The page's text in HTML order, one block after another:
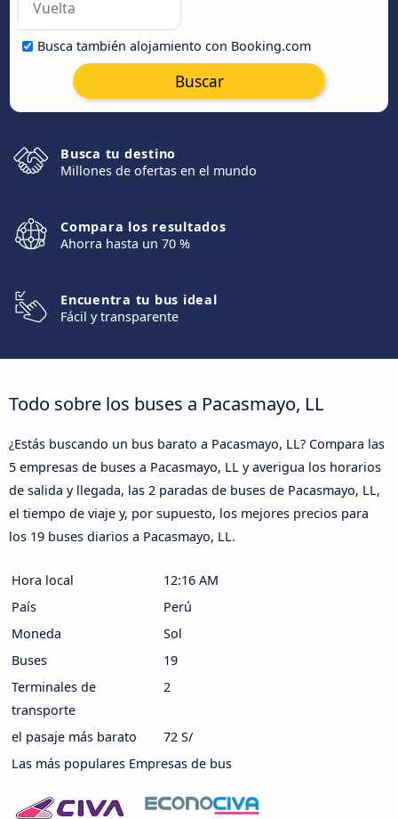
Busca también alojamiento con Booking.com
Buscar
Busca tu destino
Millones de ofertas en el mundo
Compara los resultados
Ahorra hasta un 70 %
Encuentra tu bus ideal
Fácil y transparente
Todo sobre los buses a Pacasmayo, LL
¿Estás buscando un bus barato a Pacasmayo, LL? Compara las
5 empresas de buses a Pacasmayo, LL y averigua los horarios
de salida y llegada, las 2 paradas de buses de Pacasmayo, LL,
el tiempo de viaje y, por supuesto, los mejores precios para
los 19 buses diarios a Pacasmayo, LL.
Hora local
12:16 AM
País
Perú
Moneda
Sol
Buses
19
Terminales de
transporte
2
el pasaje más barato
72 S/
Las más populares Empresas de bus